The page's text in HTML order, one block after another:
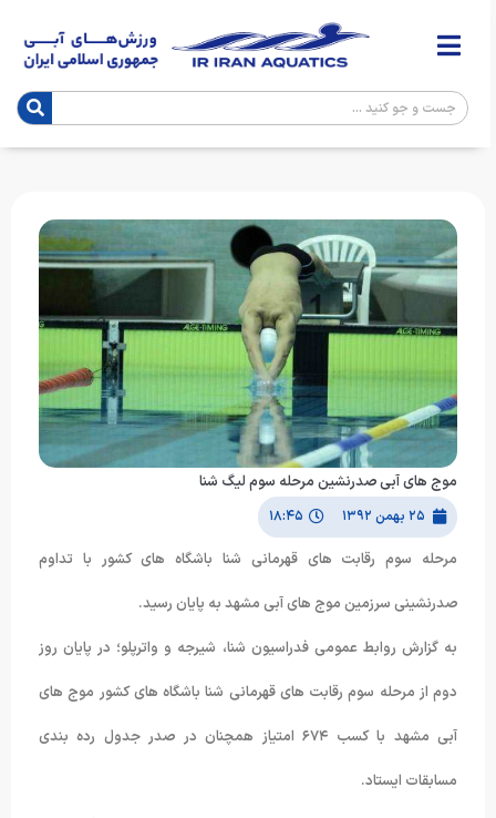
موج های آبی صدرنشین مرحله سوم لیگ شنا
۲۵ بهمن ۱۳۹۲ ۱۸:۴۵
مرحله سوم رقابت های قهرمانی شنا باشگاه های کشور با تداوم
صدرنشینی سرزمین موج های آبی مشهد به پایان رسید.
به گزارش روابط عمومی فدراسیون شنا، شیرجه و واترپلو؛ در پایان روز
دوم از مرحله سوم رقابت های قهرمانی شنا باشگاه های کشور موج های
آبی مشهد با کسب ۶۷۴ امتیاز همچنان در صدر جدول رده بندی
مسابقات ایستاد.